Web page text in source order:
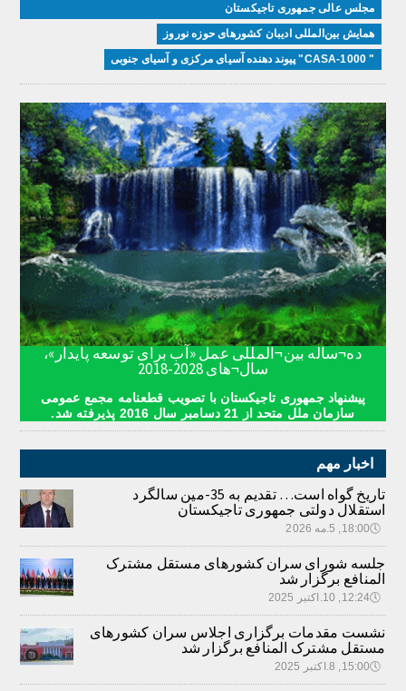
مجلس عالی جمهوری تاجیکستان
همایش بین‌المللی ادیبان کشور‌های حوزه نوروز
" CASA-1000" پیوند دهنده آسیای مرکزی و آسیای جنوبی
ده¬ساله بین¬المللی عمل «آب برای توسعه پایدار»،
سال¬های 2028-2018
پیشنهاد جمهوری تاجیکستان با تصویب قطعنامه مجمع عمومی
سازمان ملل متحد از 21 دسامبر سال 2016 پذیرفته شد.
اخبار مهم
تاریخ گواه است… تقدیم به 35-مین سالگرد
استقلال دولتی جمهوری تاجیکستان
🕔18:00, 5.مه 2026
جلسه شورای سران کشورهای مستقل مشترک
المنافع برگزار شد
🕔12:24, 10.اکتبر 2025
نشست مقدمات برگزاری اجلاس سران کشورهای
مستقل مشترک المنافع برگزار شد
🕔15:00, 8.اکتبر 2025